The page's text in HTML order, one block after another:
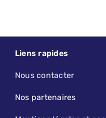
Liens rapides
Nous contacter
Nos partenaires